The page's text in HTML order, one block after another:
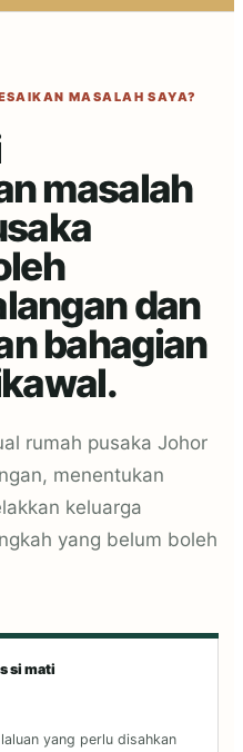
MASALAH SAYA?
masalah
dan
bahagian
rumah pusaka Johor
menentukan
keluarga
yang belum boleh
si mati
yang perlu disahkan